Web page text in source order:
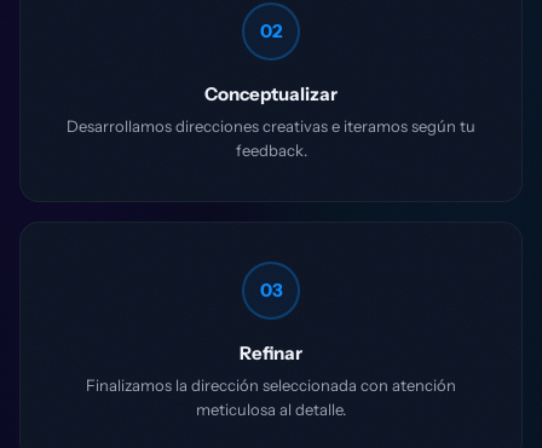
02
Conceptualizar
Desarrollamos direcciones creativas e iteramos según tu
feedback.
03
Refinar
Finalizamos la dirección seleccionada con atención
meticulosa al detalle.